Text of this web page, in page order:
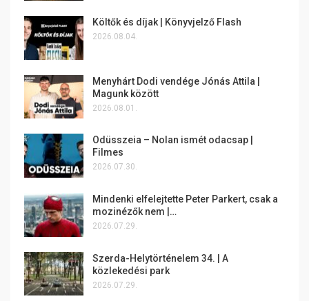
Költők és díjak | Könyvjelző Flash
2026.08.04.
Menyhárt Dodi vendége Jónás Attila |
Magunk között
2026.08.01.
Odüsszeia – Nolan ismét odacsap |
Filmes
2026.07.30.
Mindenki elfelejtette Peter Parkert, csak a
mozinézők nem |…
2026.07.29.
Szerda-Helytörténelem 34. | A
közlekedési park
2026.07.29.